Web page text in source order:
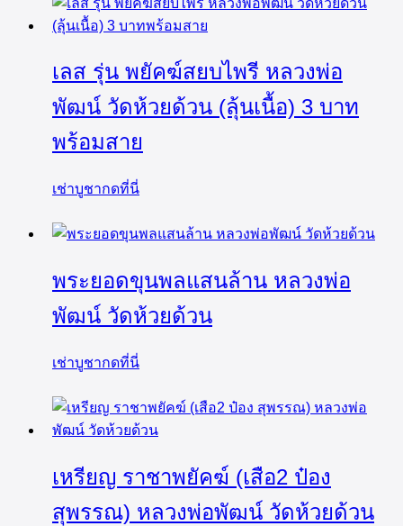
เลส รุ่น พยัคฆ์สยบไพรี หลวงพ่อ
พัฒน์ วัดห้วยด้วน (ลุ้นเนื้อ) 3 บาท
พร้อมสาย
เช่าบูชากดที่นี่
พระยอดขุนพลแสนล้าน หลวงพ่อ
พัฒน์ วัดห้วยด้วน
เช่าบูชากดที่นี่
เหรียญ ราชาพยัคฆ์ (เสือ2 ป๋อง
สุพรรณ) หลวงพ่อพัฒน์ วัดห้วยด้วน